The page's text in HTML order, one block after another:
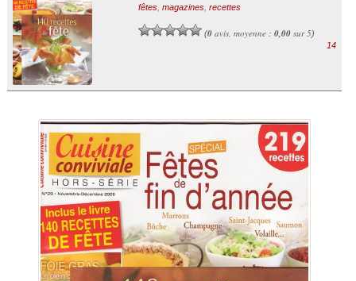
fêtes, magazines, recettes
(0avis, moyenne : 0,00sur 5)
14